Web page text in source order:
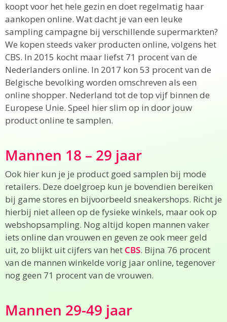
koopt voor het hele gezin en doet regelmatig haar
aankopen online. Wat dacht je van een leuke
sampling campagne bij verschillende supermarkten?
We kopen steeds vaker producten online, volgens het
CBS. In 2015 kocht maar liefst 71 procent van de
Nederlanders online. In 2017 kon 53 procent van de
Belgische bevolking worden omschreven als een
online shopper. Nederland tot de top vijf binnen de
Europese Unie. Speel hier slim op in door jouw
product online te samplen.
Mannen 18 – 29 jaar
Ook hier kun je je product goed samplen bij mode
retailers. Deze doelgroep kun je bovendien bereiken
bij game stores en bijvoorbeeld sneakershops. Richt je
hierbij niet alleen op de fysieke winkels, maar ook op
webshopsampling. Nog altijd kopen mannen vaker
iets online dan vrouwen en geven ze ook meer geld
uit, zo blijkt uit cijfers van het CBS. Bijna 76 procent
van de mannen winkelde vorig jaar online, tegenover
nog geen 71 procent van de vrouwen.
Mannen 29-49 jaar